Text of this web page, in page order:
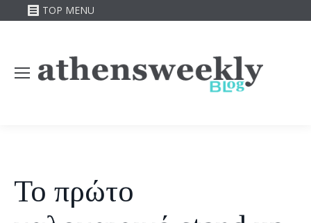
TOP MENU
Το πρώτο